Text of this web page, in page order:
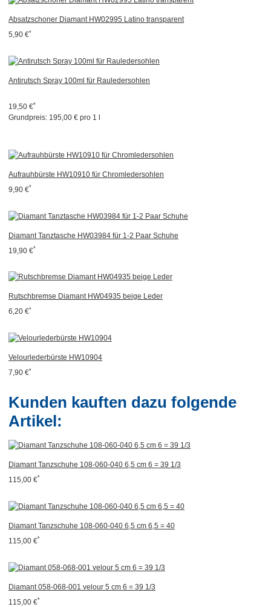
Absatzschoner Diamant HW02995 Latino transparent
5,90 €*
Antirutsch Spray 100ml für Rauledersohlen
19,50 €*
Grundpreis: 195,00 € pro 1 l
Aufrauhbürste HW10910 für Chromledersohlen
9,90 €*
Diamant Tanztasche HW03984 für 1-2 Paar Schuhe
19,90 €*
Rutschbremse Diamant HW04935 beige Leder
6,20 €*
Velourlederbürste HW10904
7,90 €*
Kunden kauften dazu folgende
Artikel:
Diamant Tanzschuhe 108-060-040 6,5 cm 6 = 39 1/3
115,00 €*
Diamant Tanzschuhe 108-060-040 6,5 cm 6,5 = 40
115,00 €*
Diamant 058-068-001 velour 5 cm 6 = 39 1/3
115,00 €*